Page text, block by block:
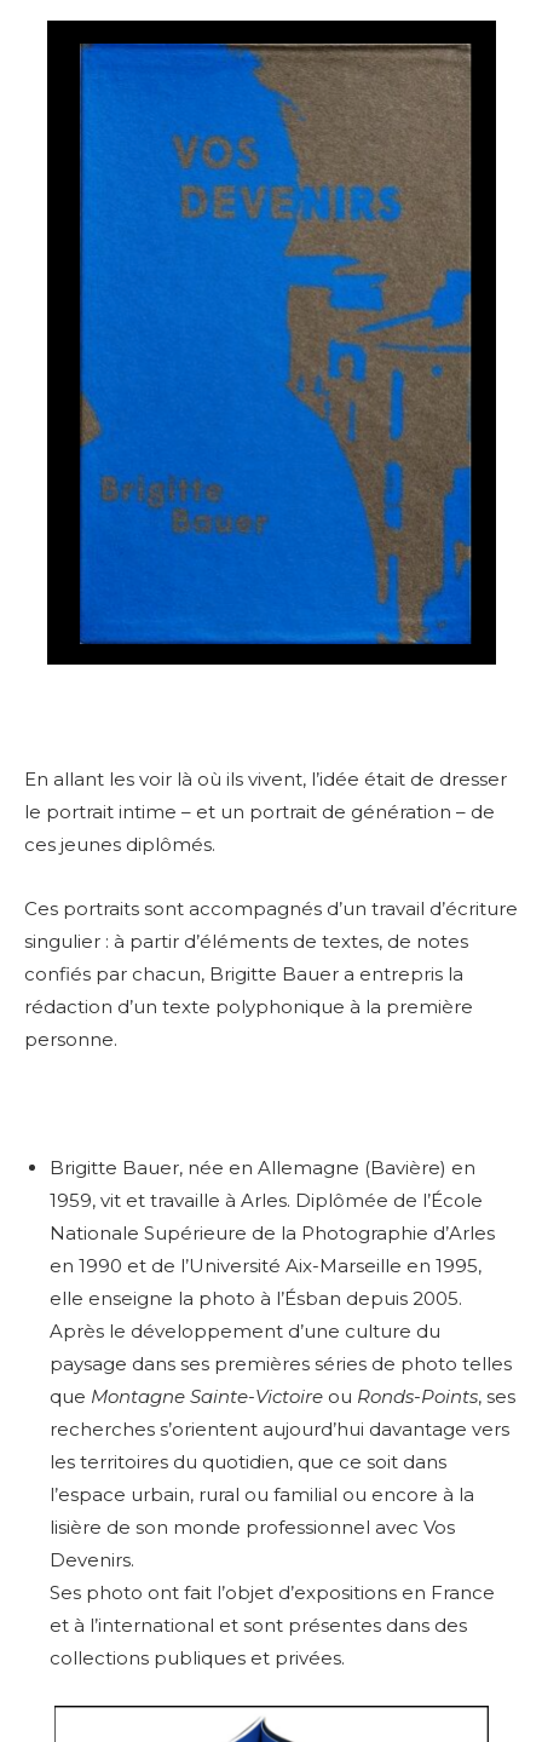
En allant les voir là où ils vivent, l’idée était de dresser
le portrait intime – et un portrait de génération – de
ces jeunes diplômés.
Ces portraits sont accompagnés d’un travail d’écriture
singulier : à partir d’éléments de textes, de notes
confiés par chacun, Brigitte Bauer a entrepris la
rédaction d’un texte polyphonique à la première
personne.
Brigitte Bauer, née en Allemagne (Bavière) en
1959, vit et travaille à Arles. Diplômée de l’École
Nationale Supérieure de la Photographie d’Arles
en 1990 et de l’Université Aix-Marseille en 1995,
elle enseigne la photo à l’Ésban depuis 2005.
Après le développement d’une culture du
paysage dans ses premières séries de photo telles
que Montagne Sainte-Victoire ou Ronds-Points, ses
recherches s’orientent aujourd’hui davantage vers
les territoires du quotidien, que ce soit dans
l’espace urbain, rural ou familial ou encore à la
lisière de son monde professionnel avec Vos
Devenirs.
Ses photo ont fait l’objet d’expositions en France
et à l’international et sont présentes dans des
collections publiques et privées.